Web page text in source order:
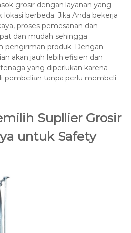
grosir dengan layanan yang
berbeda. Jika Anda bekerja
proses pemesanan dan
dan mudah sehingga
pengiriman produk. Dengan
akan jauh lebih efisien dan
yang diperlukan karena
pembelian tanpa perlu membeli
Supllier Grosir
untuk Safety